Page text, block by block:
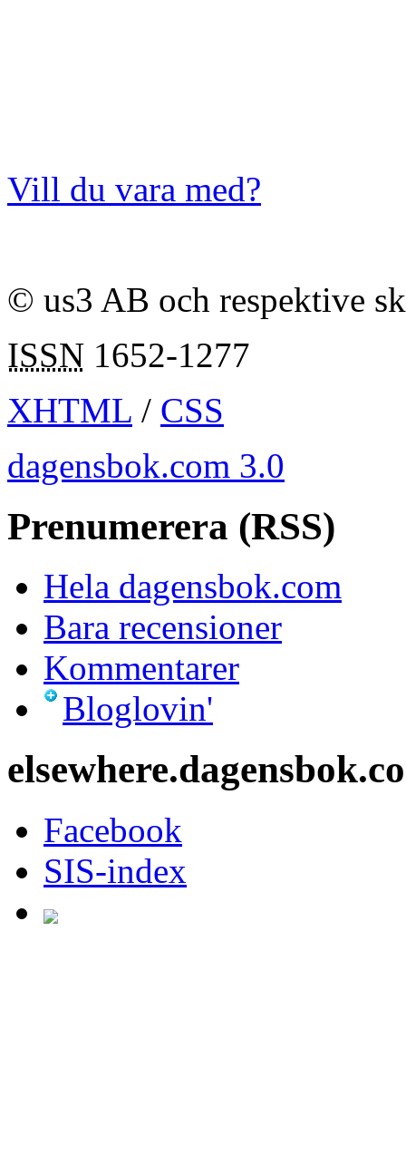
Vill du vara med?
© us3 AB och respektive
ISSN 1652-1277
XHTML / CSS
dagensbok.com 3.0
Prenumerera (RSS)
Hela dagensbok.com
Bara recensioner
Kommentarer
Bloglovin'
Facebook
SIS-index